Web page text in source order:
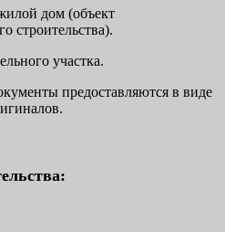
дом (объект
строительства).
участка.
предоставляются в виде